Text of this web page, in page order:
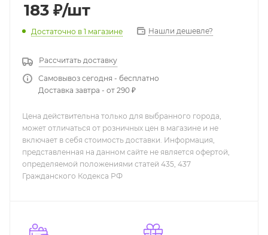
183 ₽/шт
Достаточно в 1 магазине Нашли дешевле?
Рассчитать доставку
Самовывоз сегодня - бесплатно
Доставка завтра - от 290 ₽
Цена действительна только для выбранного города,
может отличаться от розничных цен в магазине и не
включает в себя стоимость доставки. Информация,
представленная на данном сайте не является офертой,
определяемой положениями статей 435, 437
Гражданского Кодекса РФ